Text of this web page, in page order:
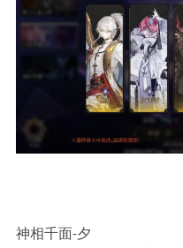
神相千面-夕